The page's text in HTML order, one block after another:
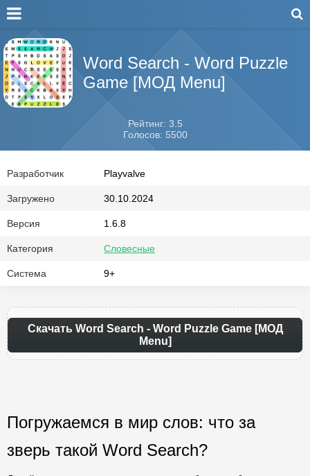
Word Search - Word Puzzle
Game [МОД Menu]
Рейтинг: 3.5
Голосов: 5500
Разработчик Playvalve
Загружено 30.10.2024
Версия 1.6.8
Категория Словесные
Система 9+
Скачать Word Search - Word Puzzle Game [МОД
Menu]
Погружаемся в мир слов: что за
зверь такой Word Search?